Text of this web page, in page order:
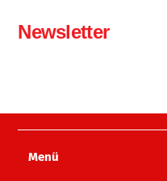
Newsletter
Menü